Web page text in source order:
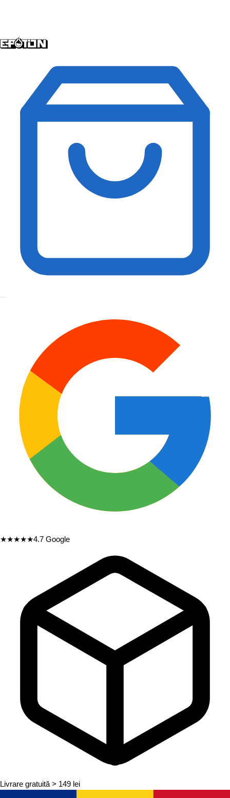
★★★★★4.7 Google
Livrare gratuită > 149 lei